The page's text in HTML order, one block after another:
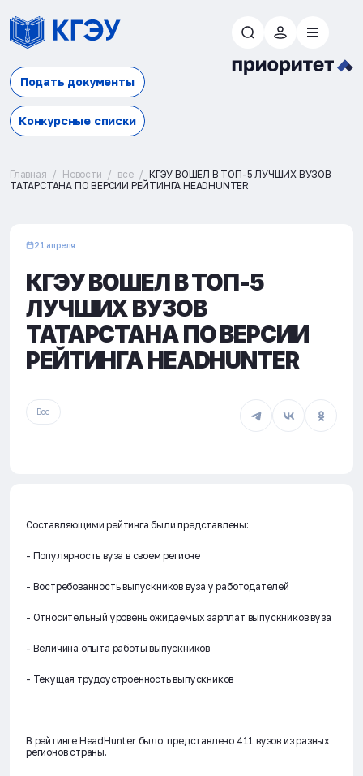
Подать документы
Конкурсные списки
Главная Новости все
КГЭУ ВОШЕЛ В ТОП-5 ЛУЧШИХ ВУЗОВ
ТАТАРСТАНА ПО ВЕРСИИ РЕЙТИНГА HEADHUNTER
21 апреля
КГЭУ ВОШЕЛ В ТОП-5
ЛУЧШИХ ВУЗОВ
ТАТАРСТАНА ПО ВЕРСИИ
РЕЙТИНГА HEADHUNTER
Все
Составляющими рейтинга были представлены:
- Популярность вуза в своем регионе
- Востребованность выпускников вуза у работодателей
- Относительный уровень ожидаемых зарплат выпускников вуза
- Величина опыта работы выпускников
- Текущая трудоустроенность выпускников
В рейтинге HeadHunter было представлено 411 вузов из разных
регионов страны.